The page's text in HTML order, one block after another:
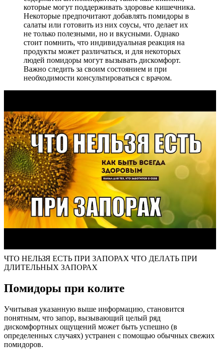
которые могут поддерживать здоровье кишечника.
Некоторые предпочитают добавлять помидоры в
салаты или готовить из них соусы, что делает их
не только полезными, но и вкусными. Однако
стоит помнить, что индивидуальная реакция на
продукты может различаться, и для некоторых
людей помидоры могут вызывать дискомфорт.
Важно следить за своим состоянием и при
необходимости консультироваться с врачом.
ЧТО НЕЛЬЗЯ ЕСТЬ ПРИ ЗАПОРАХ ЧТО ДЕЛАТЬ ПРИ
ДЛИТЕЛЬНЫХ ЗАПОРАХ
Помидоры при колите
Учитывая указанную выше информацию, становится
понятным, что запор, вызывающий целый ряд
дискомфортных ощущений может быть успешно (в
определенных случаях) устранен с помощью обычных свежих
помидоров.